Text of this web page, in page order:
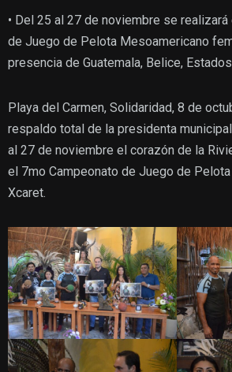
• Del 25 al 27 de noviembre se
de Juego de Pelota Mesoamericano
presencia de Guatemala, Belice,
Playa del Carmen, Solidaridad, 8 de
respaldo total de la presidenta
al 27 de noviembre el corazón de la
el 7mo Campeonato de Juego de
Xcaret.